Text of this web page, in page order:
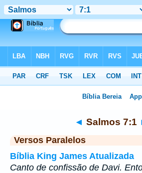
◄ Salmos 7:1
Versos Paralelos
Bíblia King James Atualizada
Canto de confissão de Davi.